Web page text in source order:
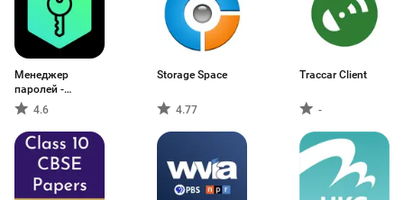
Менеджер
паролей -
Kaspersky
4.6
Storage Space
4.77
Traccar Client
-